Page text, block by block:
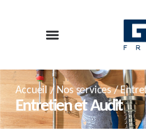
Accueil /Nos services/
Entretien et Audit